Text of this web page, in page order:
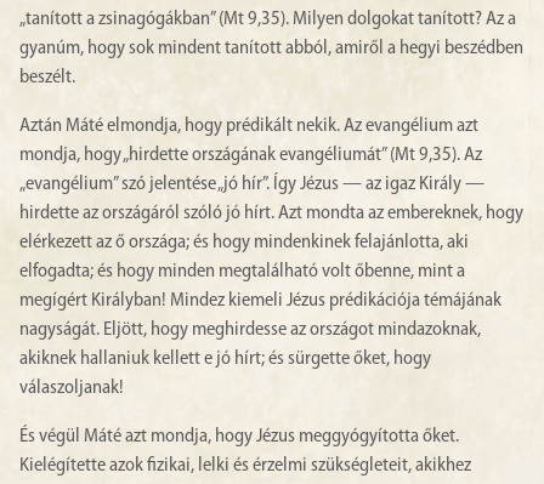
„tanított a zsinagógákban” (Mt 9,35). Milyen dolgokat tanított? Az a
gyanúm, hogy sok mindent tanított abból, amiről a hegyi beszédben
beszélt.
Aztán Máté elmondja, hogy prédikált nekik. Az evangélium azt
mondja, hogy „hirdette országának evangéliumát” (Mt 9,35). Az
„evangélium” szó jelentése „jó hír”. Így Jézus — az igaz Király —
hirdette az országáról szóló jó hírt. Azt mondta az embereknek, hogy
elérkezett az ő országa; és hogy mindenkinek felajánlotta, aki
elfogadta; és hogy minden megtalálható volt őbenne, mint a
megígért Királyban! Mindez kiemeli Jézus prédikációja témájának
nagyságát. Eljött, hogy meghirdesse az országot mindazoknak,
akiknek hallaniuk kellett e jó hírt; és sürgette őket, hogy
válaszoljanak!
És végül Máté azt mondja, hogy Jézus meggyógyította őket.
Kielégítette azok fizikai, lelki és érzelmi szükségleteit, akikhez